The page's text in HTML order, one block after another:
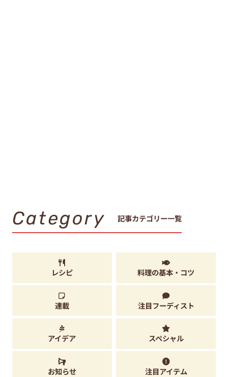
Category 記事カテゴリー一覧
レシピ 料理の基本・コツ
連載 注目フーディスト
アイデア スペシャル
お知らせ 注目アイテム